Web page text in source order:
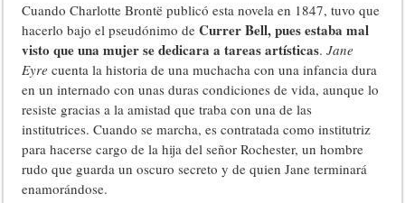
Cuando Charlotte Brontë publicó esta novela en 1847, tuvo que
hacerlo bajo el pseudónimo deCurrer Bell, pues estaba mal
visto que una mujer se dedicara a tareas artísticas.Jane
Eyre cuenta la historia de una muchacha con una infancia dura
en un internado con unas duras condiciones de vida, aunque lo
resiste gracias a la amistad que traba con una de las
institutrices. Cuando se marcha, es contratada como institutriz
para hacerse cargo de la hija del señor Rochester, un hombre
rudo que guarda un oscuro secreto y de quien Jane terminará
enamorándose.